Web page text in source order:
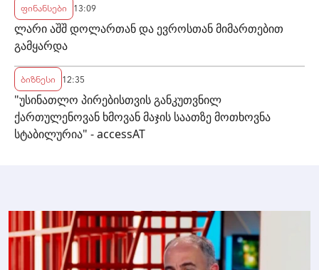
ფინანსები 13:09
ლარი აშშ დოლართან და ევროსთან მიმართებით
გამყარდა
ბიზნესი 12:35
"უსინათლო პირებისთვის განკუთვნილ
ქართულენოვან ხმოვან მაჯის საათზე მოთხოვნა
სტაბილურია" - accessAT